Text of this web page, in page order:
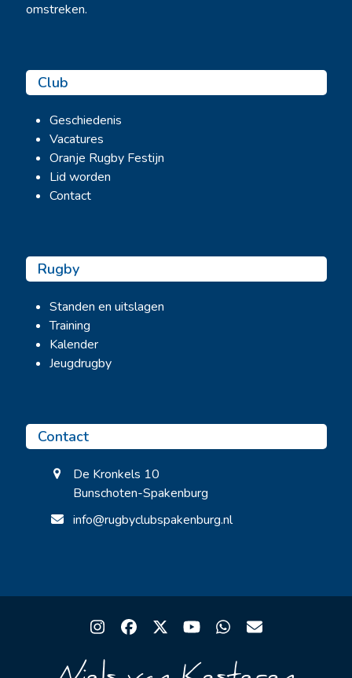
omstreken.
Club
Geschiedenis
Vacatures
Oranje Rugby Festijn
Lid worden
Contact
Rugby
Standen en uitslagen
Training
Kalender
Jeugdrugby
Contact
De Kronkels 10
Bunschoten-Spakenburg
info@rugbyclubspakenburg.nl
Instagram
Facebook
TwitterYouTubeWhatsapp
Email